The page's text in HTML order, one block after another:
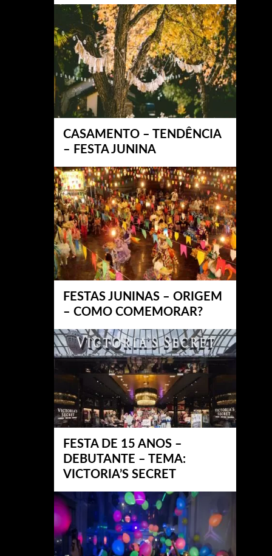
CASAMENTO – TENDÊNCIA
– FESTA JUNINA
FESTAS JUNINAS – ORIGEM
– COMO COMEMORAR?
FESTA DE 15 ANOS –
DEBUTANTE – TEMA:
VICTORIA’S SECRET